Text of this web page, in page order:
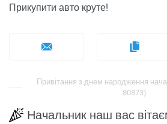
Прикупити авто круте!
Привітання з днем ​​народження
80873)
Начальник наш вас